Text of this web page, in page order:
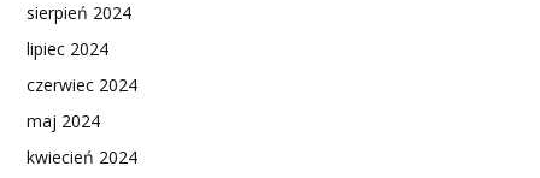
sierpień 2024
lipiec 2024
czerwiec 2024
maj 2024
kwiecień 2024